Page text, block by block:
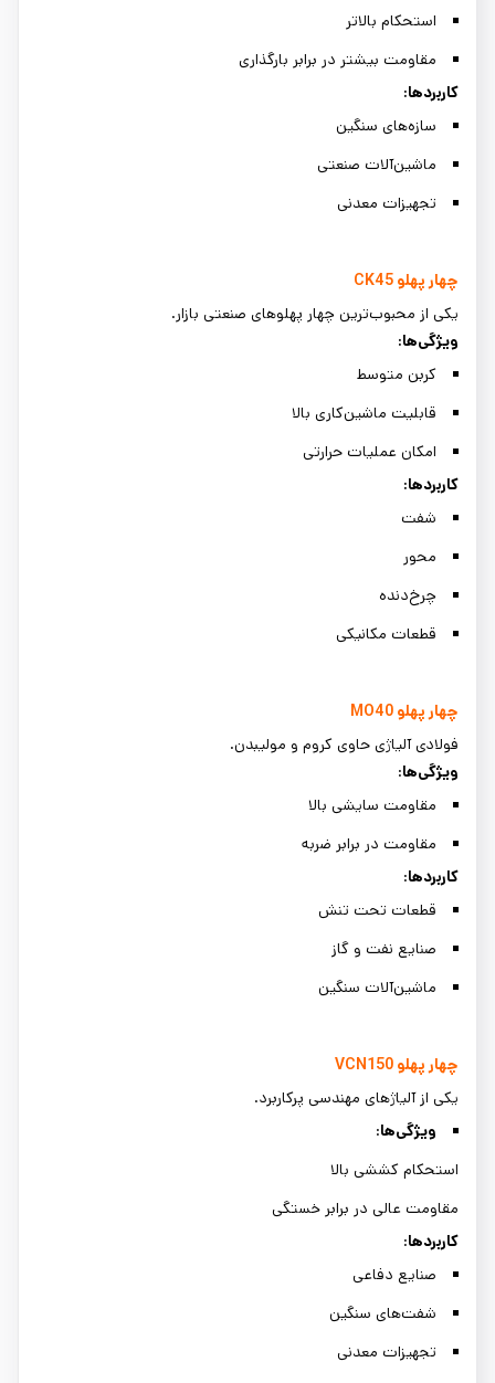
استحکام بالاتر
مقاومت بیشتر در برابر بارگذاری
کاربردها:
سازه‌های سنگین
ماشین‌آلات صنعتی
تجهیزات معدنی
چهار پهلو
یکی از محبوب‌ترین چهار پهلوهای صنعتی بازار.
ویژگی‌ها:
کربن متوسط
قابلیت ماشین‌کاری بالا
امکان عملیات حرارتی
کاربردها:
شفت
محور
چرخ‌دنده
قطعات مکانیکی
چهار پهلو
فولادی آلیاژی حاوی کروم و مولیبدن.
ویژگی‌ها:
مقاومت سایشی بالا
مقاومت در برابر ضربه
کاربردها:
قطعات تحت تنش
صنایع نفت و گاز
ماشین‌آلات سنگین
چهار پهلو
یکی از آلیاژهای مهندسی پرکاربرد.
ویژگی‌ها:
استحکام کششی بالا
مقاومت عالی در برابر خستگی
کاربردها:
صنایع دفاعی
شفت‌های سنگین
تجهیزات معدنی